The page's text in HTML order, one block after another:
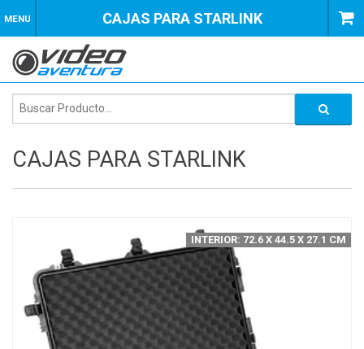
MENU CAJAS PARA STARLINK
CAJAS PARA STARLINK
INTERIOR: 72.6 X 44.5 X 27.1 CM